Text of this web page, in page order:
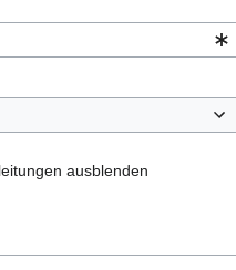
ausblenden